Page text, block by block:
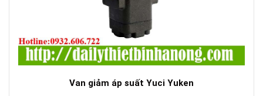
Van giảm áp suất Yuci Yuken